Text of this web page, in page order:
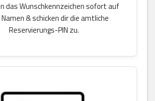
das Wunschkennzeichen sofort auf
& schicken dir die amtliche
Reservierungs-PIN zu.